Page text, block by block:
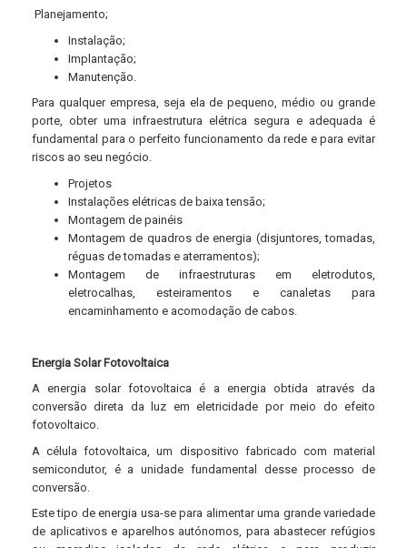
Planejamento;
Instalação;
Implantação;
Manutenção.
Para qualquer empresa, seja ela de pequeno, médio ou grande
porte, obter uma infraestrutura elétrica segura e adequada é
fundamental para o perfeito funcionamento da rede e para evitar
riscos ao seu negócio.
Projetos
Instalações elétricas de baixa tensão;
Montagem de painéis
Montagem de quadros de energia (disjuntores, tomadas,
réguas de tomadas e aterramentos);
Montagem de infraestruturas em eletrodutos,
eletrocalhas, esteiramentos e canaletas para
encaminhamento e acomodação de cabos.
Energia Solar Fotovoltaica
A energia solar fotovoltaica é a energia obtida através da
conversão direta da luz em eletricidade por meio do efeito
fotovoltaico.
A célula fotovoltaica, um dispositivo fabricado com material
semicondutor, é a unidade fundamental desse processo de
conversão.
Este tipo de energia usa-se para alimentar uma grande variedade
de aplicativos e aparelhos autónomos, para abastecer refúgios